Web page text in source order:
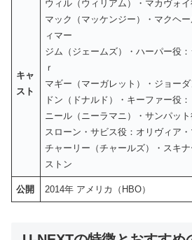
キャ
スト
ウィル（ウィリアム）・マカヴォ
マック（マッケンジー）・マクヘ
ィマー
ジム（ジェームズ）・ハーパー役
ｒ
マギー（マーガレット）・ジョー
ドン（ドナルド）・キーファー役
ニール（ニーラマニ）・サンパッ
スローン・サビス役：オリヴィア・
チャーリー（チャールズ）・スキ
ストン
公開 2014年 アメリカ（HBO）